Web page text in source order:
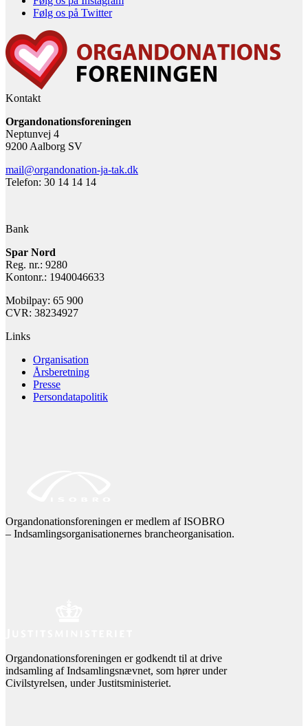
Følg os på Twitter
Kontakt
Organdonationsforeningen
Neptunvej 4
9200 Aalborg SV
mail@organdonation-ja-tak.dk
Telefon: 30 14 14 14
Bank
Spar Nord
Reg. nr.: 9280
Kontonr.: 1940046633
Mobilpay: 65 900
CVR: 38234927
Links
Organisation
Årsberetning
Presse
Persondatapolitik
Organdonationsforeningen er medlem af ISOBRO
– Indsamlingsorganisationernes brancheorganisation.
Organdonationsforeningen er godkendt til at drive
indsamling af Indsamlingsnævnet, som hører under
Civilstyrelsen, under Justitsministeriet.